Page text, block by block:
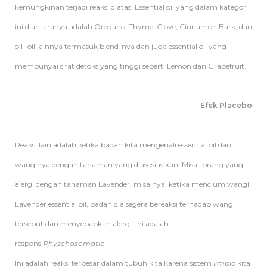
kemungkinan terjadi reaksi diatas. Essential oil yang dalam kategori
ini diantaranya adalah Oregano, Thyme, Clove, Cinnamon Bark, dan
oil- oil lainnya termasuk blend-nya dan juga essential oil yang
mempunyai sifat detoks yang tinggi seperti Lemon dan Grapefruit.
Efek Placebo
Reaksi lain adalah ketika badan kita mengenali essential oil dari
wanginya dengan tanaman yang diasosiasikan. Misal, orang yang
alergi dengan tanaman Lavender, misalnya, ketika mencium wangi
Lavender essential oil, badan dia segera bereaksi terhadap wangi
tersebut dan menyebabkan alergi. Ini adalah
respons Physchosomatic
Ini adalah reaksi terbesar dalam tubuh kita karena sistem limbic kita